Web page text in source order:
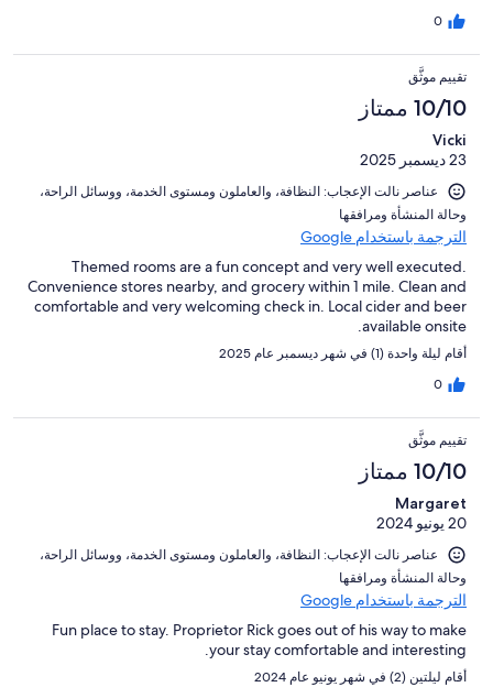
0
تقييم موثَّق
10/10 ممتاز
Vicki
23 ديسمبر 2025
عناصر نالت الإعجاب: ⁦النظافة⁩، و⁦العاملون ومستوى الخدمة⁩، و⁦وسائل الراحة⁩،
و⁦حالة المنشأة ومرافقها⁩
الترجمة باستخدام Google
Themed rooms are a fun concept and very well executed.
Convenience stores nearby, and grocery within 1 mile. Clean and
comfortable and very welcoming check in. Local cider and beer
available onsite.
أقام ليلة واحدة (1) في شهر ديسمبر عام 2025
0
تقييم موثَّق
10/10 ممتاز
Margaret
20 يونيو 2024
عناصر نالت الإعجاب: ⁦النظافة⁩، و⁦العاملون ومستوى الخدمة⁩، و⁦وسائل الراحة⁩،
و⁦حالة المنشأة ومرافقها⁩
الترجمة باستخدام Google
Fun place to stay. Proprietor Rick goes out of his way to make
your stay comfortable and interesting.
أقام ليلتين (2) في شهر يونيو عام 2024